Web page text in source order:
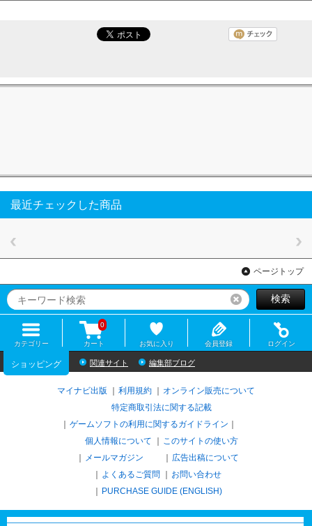
最近チェックした商品
ページトップ
リセット検索
カテゴリー カート
0
お気に入り 会員登録 ログイン
ショッピング 関連サイト 編集部ブログ
マイナビ出版 利用規約
オンライン販売について
特定商取引法に関する記載
ゲームソフトの利用に関するガイドライン
個人情報について
このサイトの使い方
メールマガジン
広告出稿について
よくあるご質問
お問い合わせ
PURCHASE GUIDE (ENGLISH)